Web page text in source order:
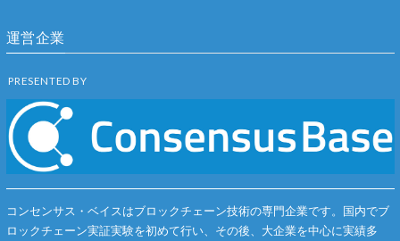
運営企業
PRESENTED BY
コンセンサス・ベイスはブロックチェーン技術の専門企業です。国内でブ
ロックチェーン実証実験を初めて行い、その後、大企業を中心に実績多